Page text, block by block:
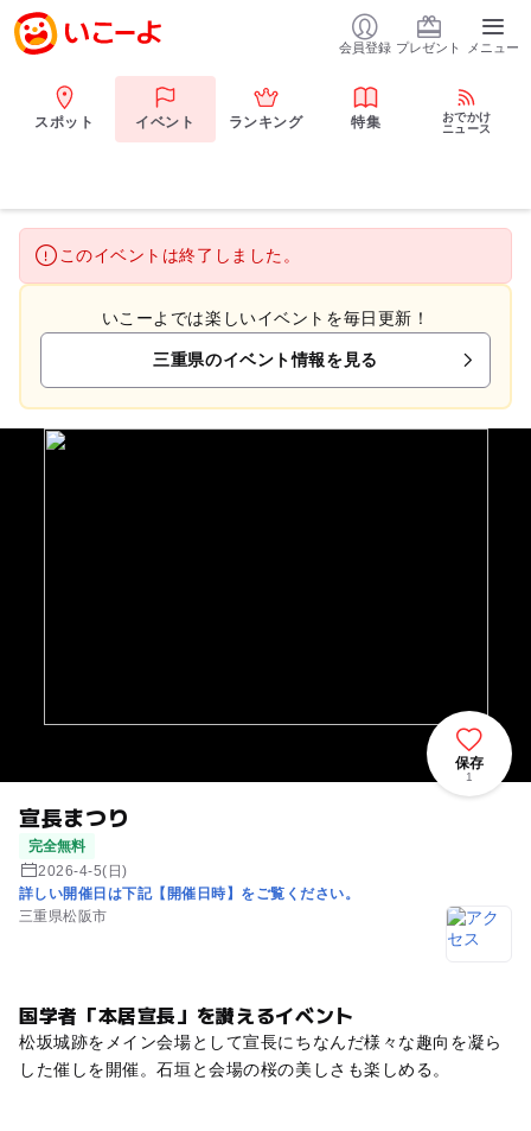
会員登録 プレゼント メニュー
スポット イベント ランキング 特集
おでかけ
ニュース
このイベントは終了しました。
いこーよでは楽しいイベントを毎日更新！
三重県のイベント情報を見る
宣長まつり
完全無料
2026-4-5(日)
詳しい開催日は下記【開催日時】をご覧ください。
三重県松阪市
保存
1
国学者「本居宣長」を讃えるイベント
松坂城跡をメイン会場として宣長にちなんだ様々な趣向を凝ら
した催しを開催。石垣と会場の桜の美しさも楽しめる。